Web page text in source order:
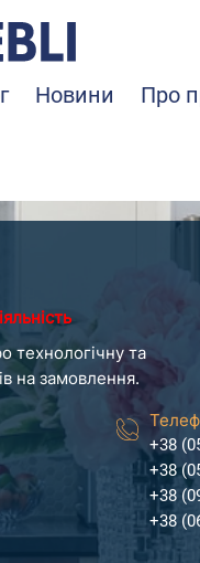
Новини Про
технологічну та
на замовлення.
+38
+38
+38
+38